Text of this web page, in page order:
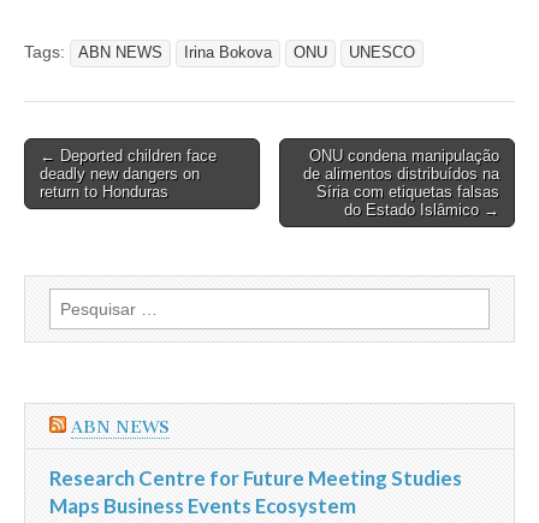
Tags: ABN NEWS Irina Bokova ONU UNESCO
Post
navigation
← Deported children face
deadly new dangers on
return to Honduras
ONU condena manipulação
de alimentos distribuídos na
Síria com etiquetas falsas
do Estado Islâmico →
Pesquisar
por:
ABN NEWS
Research Centre for Future Meeting Studies
Maps Business Events Ecosystem